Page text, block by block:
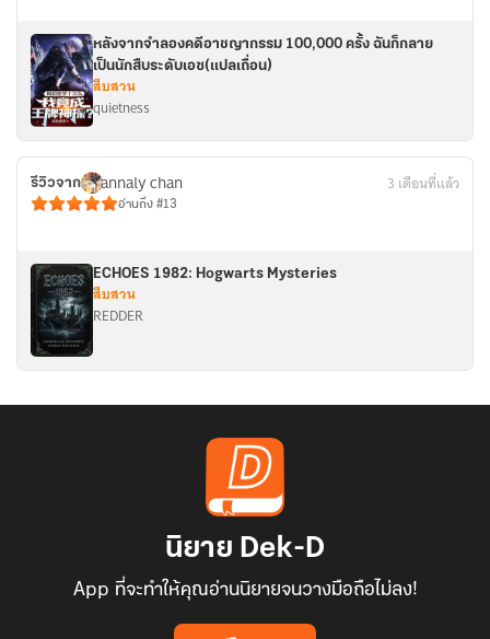
หลังจากจำลองคดีอาชญากรรม 100,000 ครั้ง ฉันก็กลาย
เป็นนักสืบระดับเอซ(แปลเถื่อน)
สืบสวน
quietness
รีวิวจาก annaly chan 3 เดือนที่แล้ว
อ่านถึง #13
ECHOES 1982: Hogwarts Mysteries
สืบสวน
REDDER
นิยาย Dek-D
App ที่จะทำให้คุณอ่านนิยายจนวางมือถือไม่ลง!